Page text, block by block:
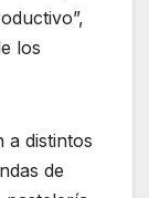
los
a distintos
de